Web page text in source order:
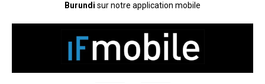
Burundi sur notre application mobile